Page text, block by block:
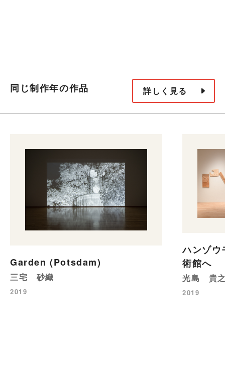
同じ制作年の作品 詳しく見る
Garden (Potsdam)
三宅 砂織
2019
ハンゾウ
術館へ
光島 貴
2019